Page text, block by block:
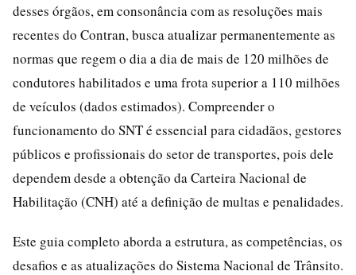
desses órgãos, em consonância com as resoluções mais
recentes do Contran, busca atualizar permanentemente as
normas que regem o dia a dia de mais de 120 milhões de
condutores habilitados e uma frota superior a 110 milhões
de veículos (dados estimados). Compreender o
funcionamento do SNT é essencial para cidadãos, gestores
públicos e profissionais do setor de transportes, pois dele
dependem desde a obtenção da Carteira Nacional de
Habilitação (CNH) até a definição de multas e penalidades.
Este guia completo aborda a estrutura, as competências, os
desafios e as atualizações do Sistema Nacional de Trânsito.